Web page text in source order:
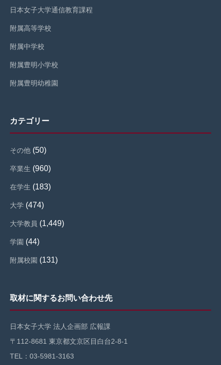
日本女子大学通信教育課程
附属高等学校
附属中学校
附属豊明小学校
附属豊明幼稚園
カテゴリー
その他 (50)
卒業生 (960)
在学生 (183)
大学 (474)
大学教員 (1,449)
学園 (44)
附属校園 (131)
取材に関するお問い合わせ先
日本女子大学 法人企画部 広報課
〒112-8681 東京都文京区目白台2-8-1
TEL：03-5981-3163